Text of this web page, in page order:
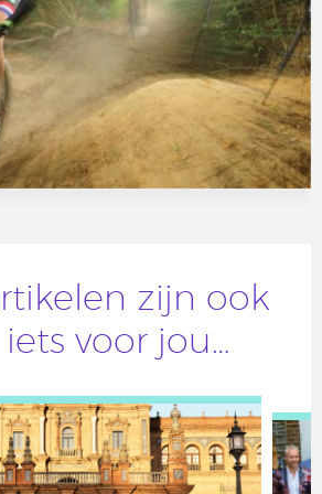
zijn ook
voor jou…